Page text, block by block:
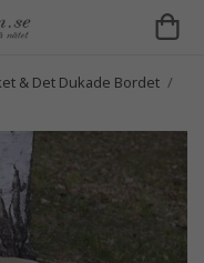
& Det Dukade Bordet /